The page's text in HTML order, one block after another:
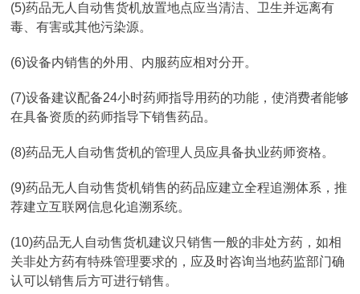
(5)药品无人自动售货机放置地点应当清洁、卫生并远离有
毒、有害或其他污染源。
(6)设备内销售的外用、内服药应相对分开。
(7)设备建议配备24小时药师指导用药的功能，使消费者能够
在具备资质的药师指导下销售药品。
(8)药品无人自动售货机的管理人员应具备执业药师资格。
(9)药品无人自动售货机销售的药品应建立全程追溯体系，推
荐建立互联网信息化追溯系统。
(10)药品无人自动售货机建议只销售一般的非处方药，如相
关非处方药有特殊管理要求的，应及时咨询当地药监部门确
认可以销售后方可进行销售。